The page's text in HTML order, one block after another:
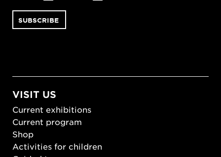
VISIT US
Current exhibitions
Current program
Shop
Activities for children